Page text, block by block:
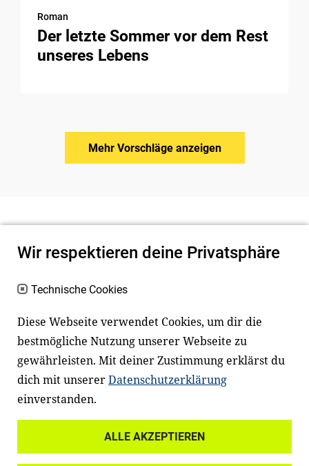
Roman
Der letzte Sommer vor dem Rest
unseres Lebens
Mehr Vorschläge anzeigen
Newsletter
Facebook LinkedIn
Wir respektieren deine Privatsphäre
Technische Cookies
Diese Webseite verwendet Cookies, um dir die
bestmögliche Nutzung unserer Webseite zu
gewährleisten. Mit deiner Zustimmung erklärst du
dich mit unsererDatenschutzerklärung
einverstanden.
ALLE AKZEPTIEREN